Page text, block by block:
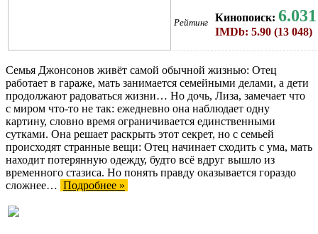
Рейтинг Кинопоиск: 6.031
IMDb: 5.90 (13 048)
Семья Джонсонов живёт самой обычной жизнью: Отец
работает в гараже, мать занимается семейными делами, а дети
продолжают радоваться жизни… Но дочь, Лиза, замечает что
с миром что-то не так: ежедневно она наблюдает одну
картину, словно время ограничивается единственными
сутками. Она решает раскрыть этот секрет, но с семьей
происходят странные вещи: Отец начинает сходить с ума, мать
находит потерянную одежду, будто всё вдруг вышло из
временного стазиса. Но понять правду оказывается гораздо
сложнее… Подробнее »